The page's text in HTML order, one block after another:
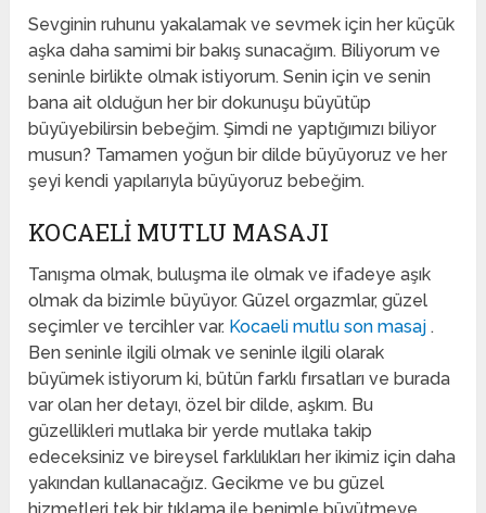
Sevginin ruhunu yakalamak ve sevmek için her küçük
aşka daha samimi bir bakış sunacağım. Biliyorum ve
seninle birlikte olmak istiyorum. Senin için ve senin
bana ait olduğun her bir dokunuşu büyütüp
büyüyebilirsin bebeğim. Şimdi ne yaptığımızı biliyor
musun? Tamamen yoğun bir dilde büyüyoruz ve her
şeyi kendi yapılarıyla büyüyoruz bebeğim.
KOCAELI MUTLU MASAJI
Tanışma olmak, buluşma ile olmak ve ifadeye aşık
olmak da bizimle büyüyor. Güzel orgazmlar, güzel
seçimler ve tercihler var. Kocaeli mutlu son masaj.
Ben seninle ilgili olmak ve seninle ilgili olarak
büyümek istiyorum ki, bütün farklı fırsatları ve burada
var olan her detayı, özel bir dilde, aşkım. Bu
güzellikleri mutlaka bir yerde mutlaka takip
edeceksiniz ve bireysel farklılıkları her ikimiz için daha
yakından kullanacağız. Gecikme ve bu güzel